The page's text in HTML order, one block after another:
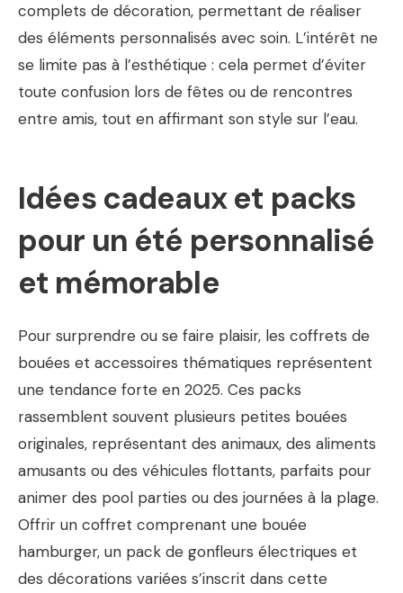
complets de décoration, permettant de réaliser
des éléments personnalisés avec soin. L’intérêt ne
se limite pas à l’esthétique : cela permet d’éviter
toute confusion lors de fêtes ou de rencontres
entre amis, tout en affirmant son style sur l’eau.
Idées cadeaux et packs
pour un été personnalisé
et mémorable
Pour surprendre ou se faire plaisir, les coffrets de
bouées et accessoires thématiques représentent
une tendance forte en 2025. Ces packs
rassemblent souvent plusieurs petites bouées
originales, représentant des animaux, des aliments
amusants ou des véhicules flottants, parfaits pour
animer des pool parties ou des journées à la plage.
Offrir un coffret comprenant une bouée
hamburger, un pack de gonfleurs électriques et
des décorations variées s’inscrit dans cette